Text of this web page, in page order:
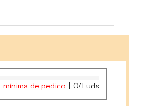
mínima de pedido | 0/1 uds